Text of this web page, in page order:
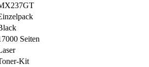
Seiten
Kit